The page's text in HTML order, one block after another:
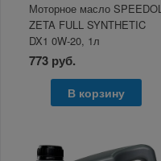
Моторное масло
ZETA FULL SYNTHETIC
DX1 0W-20, 1л
773 руб.
В корзину